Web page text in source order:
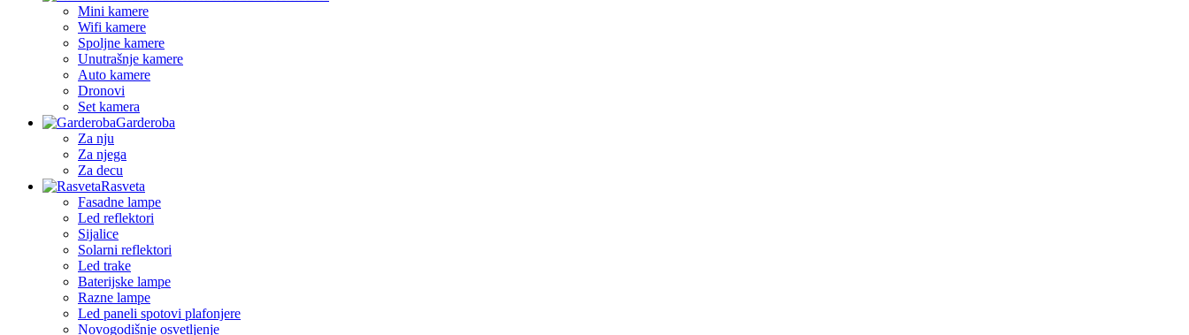
Mini kamere
Wifi kamere
Spoljne kamere
Unutrašnje kamere
Auto kamere
Dronovi
Set kamera
Garderoba
Za nju
Za njega
Za decu
Rasveta
Fasadne lampe
Led reflektori
Sijalice
Solarni reflektori
Led trake
Baterijske lampe
Razne lampe
Led paneli spotovi plafonjere
Novogodišnje osvetljenje